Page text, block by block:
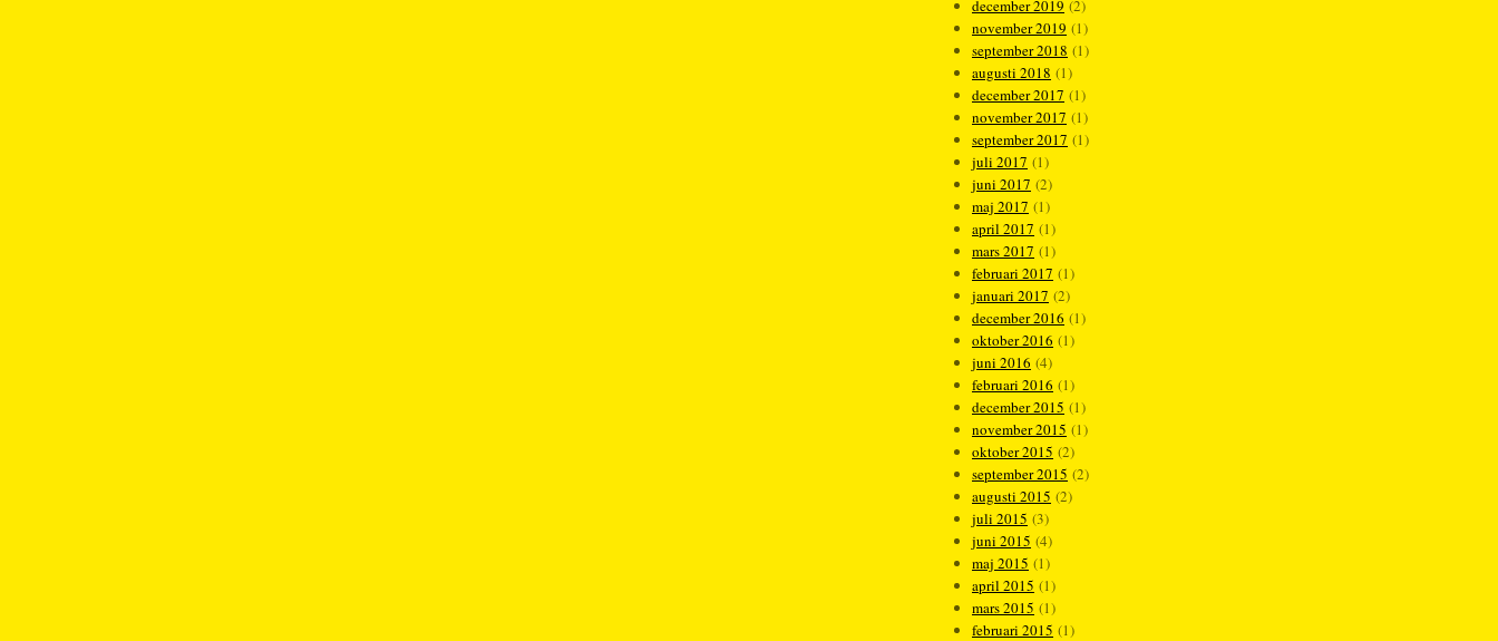
december 2019 (2)
november 2019 (1)
september 2018 (1)
augusti 2018 (1)
december 2017 (1)
november 2017 (1)
september 2017 (1)
juli 2017 (1)
juni 2017 (2)
maj 2017 (1)
april 2017 (1)
mars 2017 (1)
februari 2017 (1)
januari 2017 (2)
december 2016 (1)
oktober 2016 (1)
juni 2016 (4)
februari 2016 (1)
december 2015 (1)
november 2015 (1)
oktober 2015 (2)
september 2015 (2)
augusti 2015 (2)
juli 2015 (3)
juni 2015 (4)
maj 2015 (1)
april 2015 (1)
mars 2015 (1)
februari 2015 (1)